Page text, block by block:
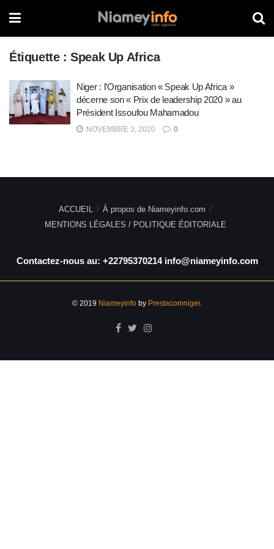
Étiquette :Speak Up Africa
Niger : l’Organisation « Speak Up Africa »
décerne son « Prix de leadership 2020 » au
Président Issoufou Mahamadou
NOVEMBRE 3, 2020 0
ACCUEIL
À propos de Niameyinfo.com
MENTIONS LÉGALES / POLITIQUE ÉDITORIALE
Contactez-nous au: +22795370214 info@niameyinfo.com
© 2019 Niameyinfo by Prestacomniger.